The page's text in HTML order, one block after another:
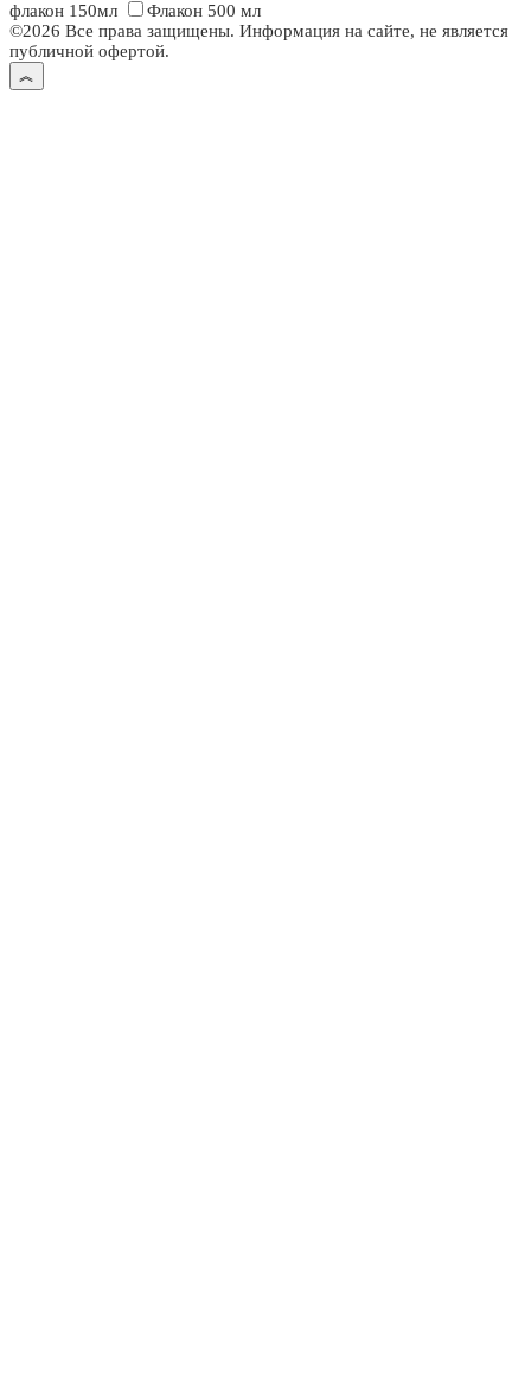
флакон 150мл
Флакон 500 мл
©2026 Все права защищены. Информация на сайте, не является
публичной офертой.